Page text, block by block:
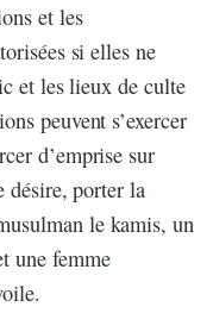
et les
si elles ne
et les lieux de culte
peuvent s’exercer
d’emprise sur
désire, porter la
le kamis, un
une femme